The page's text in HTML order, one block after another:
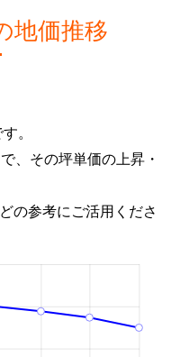
地価推移
。
、その坪単価の上昇・
の参考にご活用くださ